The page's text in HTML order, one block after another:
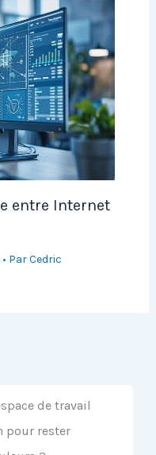
entre Internet
• ParCedric
de travail
pour rester